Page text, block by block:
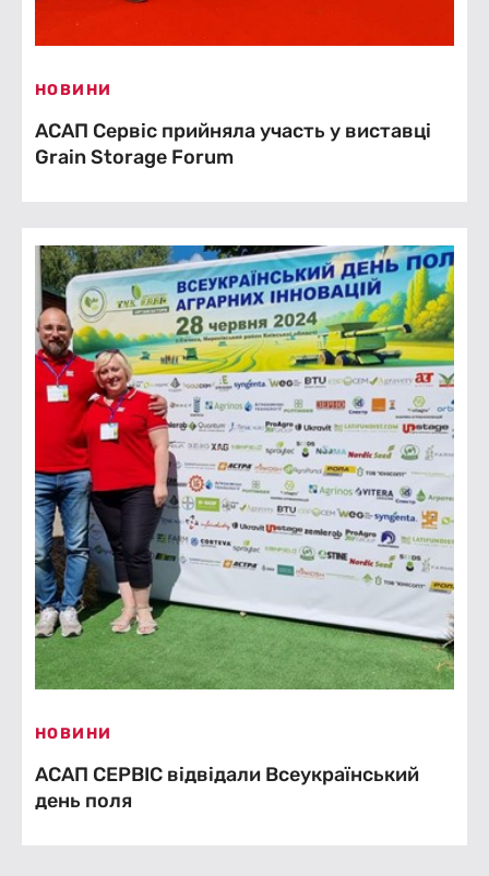
НОВИНИ
АСАП Сервіс прийняла участь у виставці
Grain Storage Forum
НОВИНИ
АСАП СЕРВІС відвідали Всеукраїнський
день поля